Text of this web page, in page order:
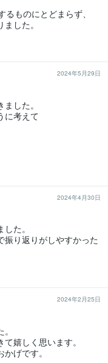
ものにとどまらず、
した。
2024年5月29日
した。
に考えて
2024年4月30日
た。
振り返りがしやすかった
2024年2月25日
嬉しく思います。